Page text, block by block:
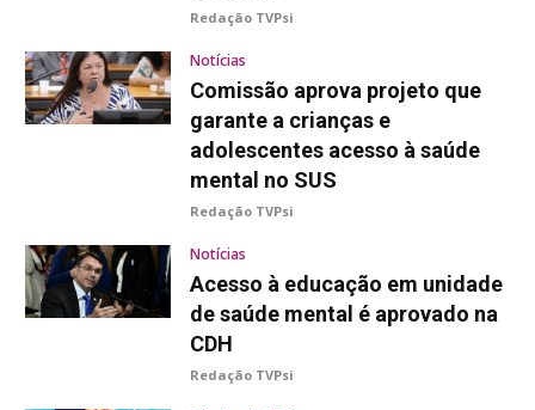
Redação TVPsi
Notícias
Comissão aprova projeto que
garante a crianças e
adolescentes acesso à saúde
mental no SUS
Redação TVPsi
Notícias
Acesso à educação em unidade
de saúde mental é aprovado na
CDH
Redação TVPsi